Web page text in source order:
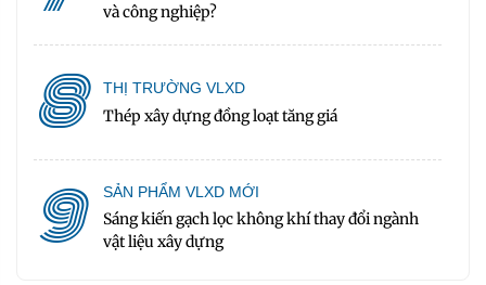
và công nghiệp?
8 THỊ TRƯỜNG VLXD
Thép xây dựng đồng loạt tăng giá
9 SẢN PHẨM VLXD MỚI
Sáng kiến gạch lọc không khí thay đổi ngành
vật liệu xây dựng